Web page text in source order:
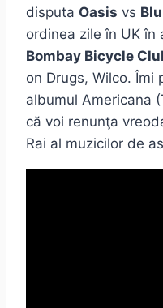
disputa Oasis vs
ordinea zile în UK în
Bombay Bicycle
on Drugs, Wilco. Îmi
albumul Americana
că voi renunţa
Rai al muzicilor de